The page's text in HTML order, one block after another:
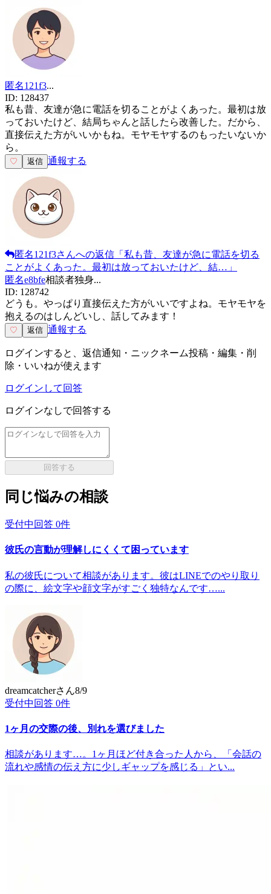
匿名121f3...
ID: 128437
私も昔、友達が急に電話を切ることがよくあった。最初は放
っておいたけど、結局ちゃんと話したら改善した。だから、
直接伝えた方がいいかもね。モヤモヤするのもったいないか
ら。
♡ 返信 通報する
匿名121f3さんへの返信 「 私も昔、友達が急に電話を切る
ことがよくあった。最初は放っておいたけど、結… 」
匿名e8bfe相談者独身...
ID: 128742
どうも。やっぱり直接伝えた方がいいですよね。モヤモヤを
抱えるのはしんどいし、話してみます！
♡ 返信 通報する
ログインすると、返信通知・ニックネーム投稿・編集・削
除・いいねが使えます
ログインして回答
ログインなしで回答する
回答する
同じ悩みの相談
受付中 回答 0件
彼氏の言動が理解しにくくて困っています
私の彼氏について相談があります。彼はLINEでのやり取り
の際に、絵文字や顔文字がすごく独特なんです…...
dreamcatcherさん8/9
受付中 回答 0件
1ヶ月の交際の後、別れを選びました
相談があります…。1ヶ月ほど付き合った人から、「会話の
流れや感情の伝え方に少しギャップを感じる」とい...